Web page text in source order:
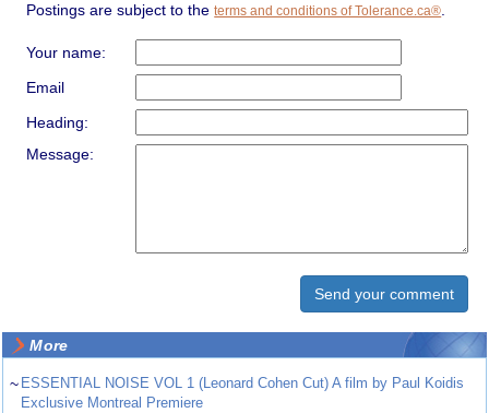
Postings are subject to theterms and conditions of Tolerance.ca®.
Your name:
Email
Heading:
Message:
More
~ ESSENTIAL NOISE VOL 1 (Leonard Cohen Cut) A film by Paul Koidis
Exclusive Montreal Premiere